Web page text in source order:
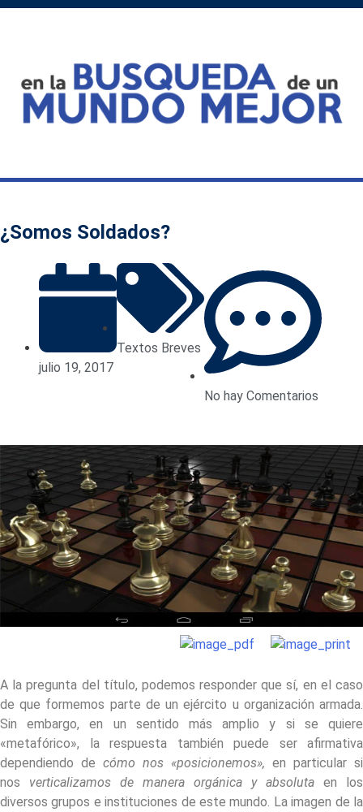
¿Somos Soldados?
julio 19, 2017
Textos Breves
No hay Comentarios
A la pregunta del título, podemos responder que sí, en el caso
de que formemos parte de un ejército u organización armada.
Sin embargo, en un sentido más amplio y si se quiere
«metafórico», la respuesta también puede ser afirmativa
dependiendo de cómo nos «posicionemos», en particular si
nos verticalizamos de manera orgánica y absoluta en los
diversos grupos e instituciones de este mundo. La imagen de la